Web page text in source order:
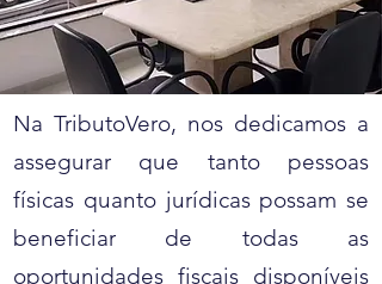
Na TributoVero, nos dedicamos a
assegurar que tanto pessoas
físicas quanto jurídicas possam se
beneficiar de todas as
oportunidades fiscais disponíveis